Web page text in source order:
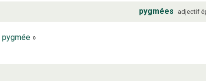
pygmées adjectif
pygmée»